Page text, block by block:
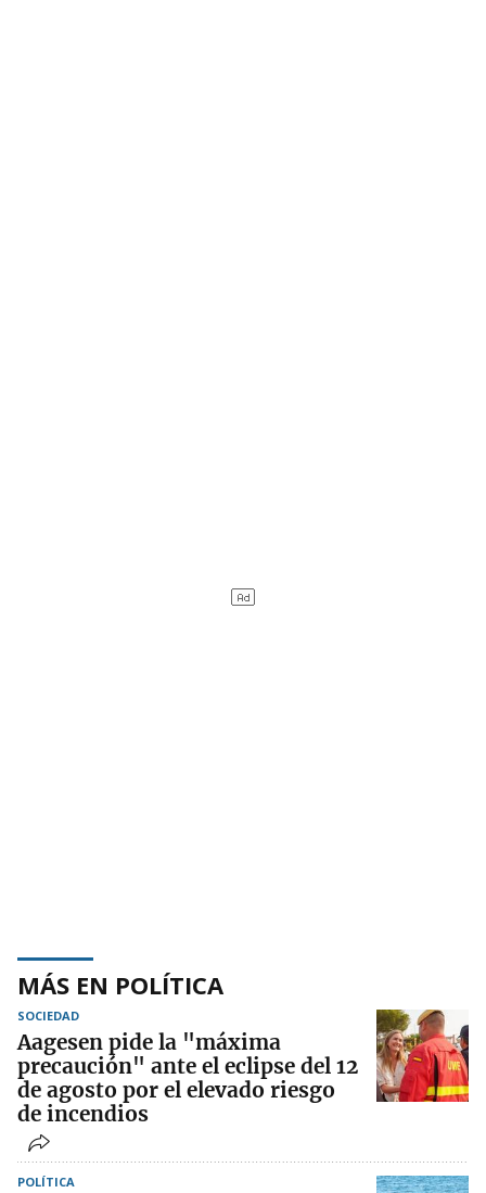
MÁS EN POLÍTICA
SOCIEDAD
Aagesen pide la "máxima
precaución" ante el eclipse del 12
de agosto por el elevado riesgo
de incendios
POLÍTICA